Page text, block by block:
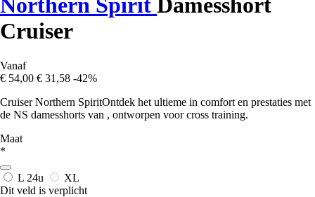
Northern Spirit Damesshort
Cruiser
Vanaf
€ 54,00 € 31,58 -42%
Cruiser Northern SpiritOntdek het ultieme in comfort en prestaties met
de NS damesshorts van , ontworpen voor cross training.
Maat
*
L 24u
XL
Dit veld is verplicht